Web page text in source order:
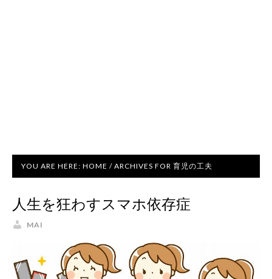
YOU ARE HERE: HOME / ARCHIVES FOR 育児の工夫
人生を狂わすスマホ依存症
MAI